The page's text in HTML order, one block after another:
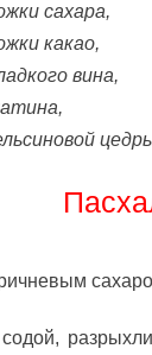
сахара,
какао,
вина,